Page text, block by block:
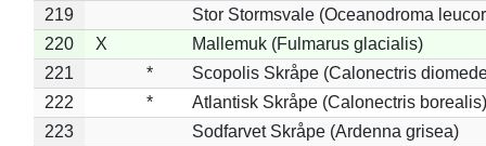
219
Stor Stormsvale (Oceanodroma
220
X
Mallemuk (Fulmarus glacialis)
221
*
Scopolis Skråpe (Calonectris
222
*
Atlantisk Skråpe (Calonectris borealis)
223
Sodfarvet Skråpe (Ardenna grisea)